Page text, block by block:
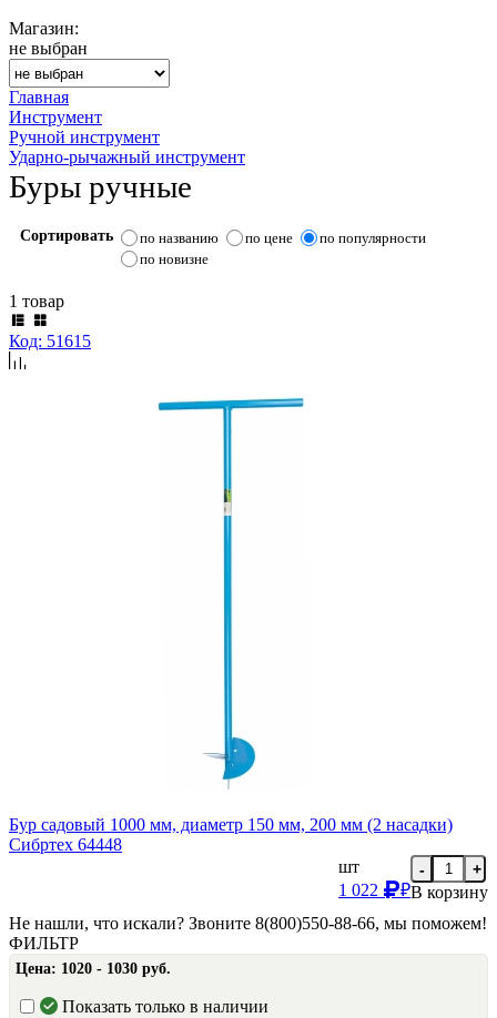
Магазин:
не выбран
Главная
Инструмент
Ручной инструмент
Ударно-рычажный инструмент
Буры ручные
Сортировать по названию по цене
по популярности
по новизне
1 товар
Код: 51615
Бур садовый 1000 мм, диаметр 150 мм, 200 мм (2 насадки)
Сибртех 64448
шт
1 022
₽
- +
В корзину
Не нашли, что искали? Звоните 8(800)550-88-66, мы поможем!
ФИЛЬТР
Цена: 1020 - 1030 руб.
Показать только в наличии